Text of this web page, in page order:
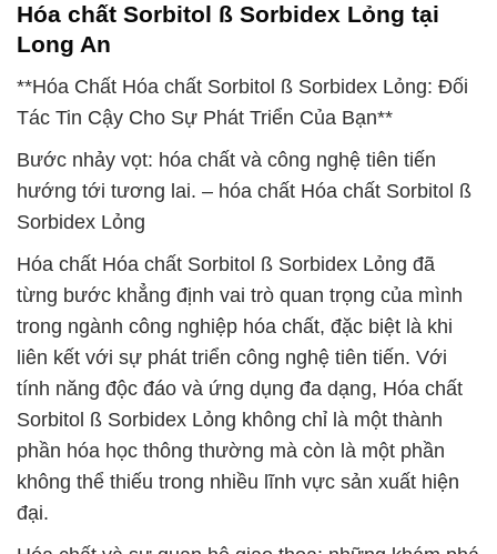
Hóa chất Sorbitol ß Sorbidex Lỏng tại
Long An
**Hóa Chất Hóa chất Sorbitol ß Sorbidex Lỏng: Đối
Tác Tin Cậy Cho Sự Phát Triển Của Bạn**
Bước nhảy vọt: hóa chất và công nghệ tiên tiến
hướng tới tương lai. – hóa chất Hóa chất Sorbitol ß
Sorbidex Lỏng
Hóa chất Hóa chất Sorbitol ß Sorbidex Lỏng đã
từng bước khẳng định vai trò quan trọng của mình
trong ngành công nghiệp hóa chất, đặc biệt là khi
liên kết với sự phát triển công nghệ tiên tiến. Với
tính năng độc đáo và ứng dụng đa dạng, Hóa chất
Sorbitol ß Sorbidex Lỏng không chỉ là một thành
phần hóa học thông thường mà còn là một phần
không thể thiếu trong nhiều lĩnh vực sản xuất hiện
đại.